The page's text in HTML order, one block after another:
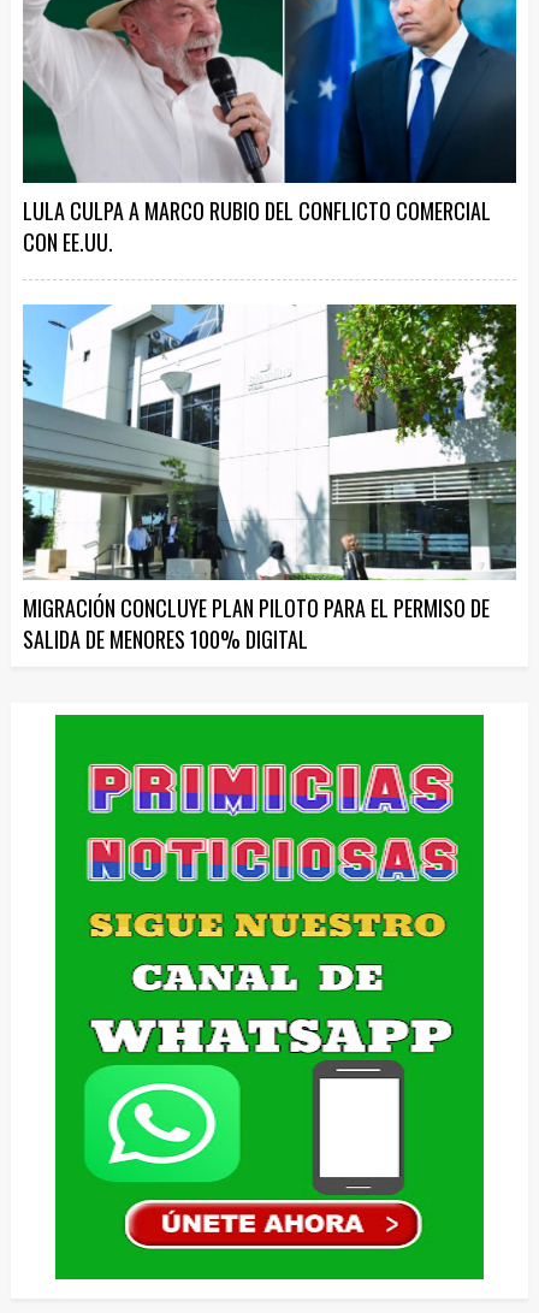
LULA CULPA A MARCO RUBIO DEL CONFLICTO COMERCIAL
CON EE.UU.
MIGRACIÓN CONCLUYE PLAN PILOTO PARA EL PERMISO DE
SALIDA DE MENORES 100% DIGITAL